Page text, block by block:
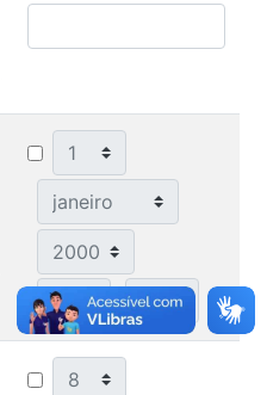
Dia
Mês
Ano
Hora Minuto
Dia